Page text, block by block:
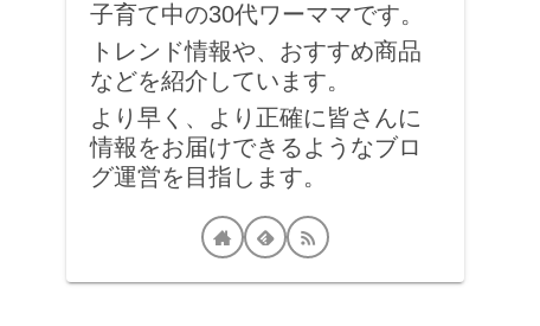
子育て中の30代ワーママです。
トレンド情報や、おすすめ商品
などを紹介しています。
より早く、より正確に皆さんに
情報をお届けできるようなブロ
グ運営を目指します。